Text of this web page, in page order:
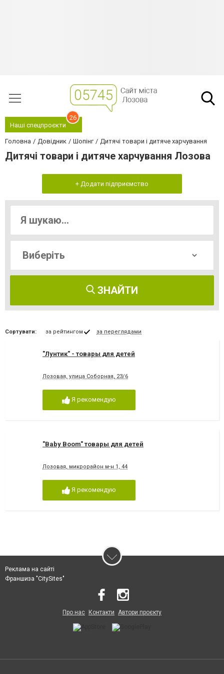
Наші спецпроєкти
26
Головна Довідник Шопінг Дитячі товари і дитяче харчування
Дитячі товари і дитяче харчування Лозова
+ Додати підприємство
ЗНАЙТИ
Сортувати: за рейтингом за переглядами
"Лунтик" - товары для детей
Лозовая, улица Соборная, 23/6
Я рекомендую
"Baby Boom" товары для детей
Лозовая, микрорайон м-н 1, 44
Я рекомендую
Реклама на сайті
Франшиза "CitySites"
Про нас Контакти Автори проєкту